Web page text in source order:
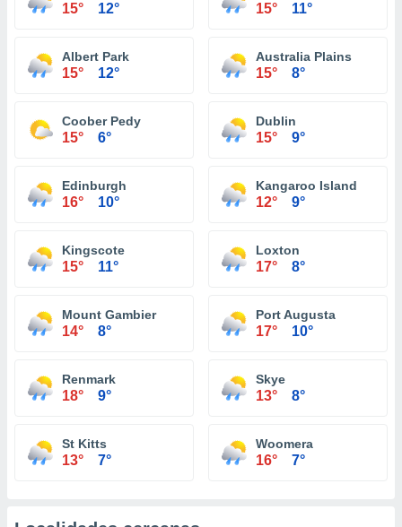
15° 12° 15° 11°
Albert Park
15° 12°
Australia Plains
15° 8°
Coober Pedy
15° 6°
Dublin
15° 9°
Edinburgh
16° 10°
Kangaroo Island
12° 9°
Kingscote
15° 11°
Loxton
17° 8°
Mount Gambier
14° 8°
Port Augusta
17° 10°
Renmark
18° 9°
Skye
13° 8°
St Kitts
13° 7°
Woomera
16° 7°